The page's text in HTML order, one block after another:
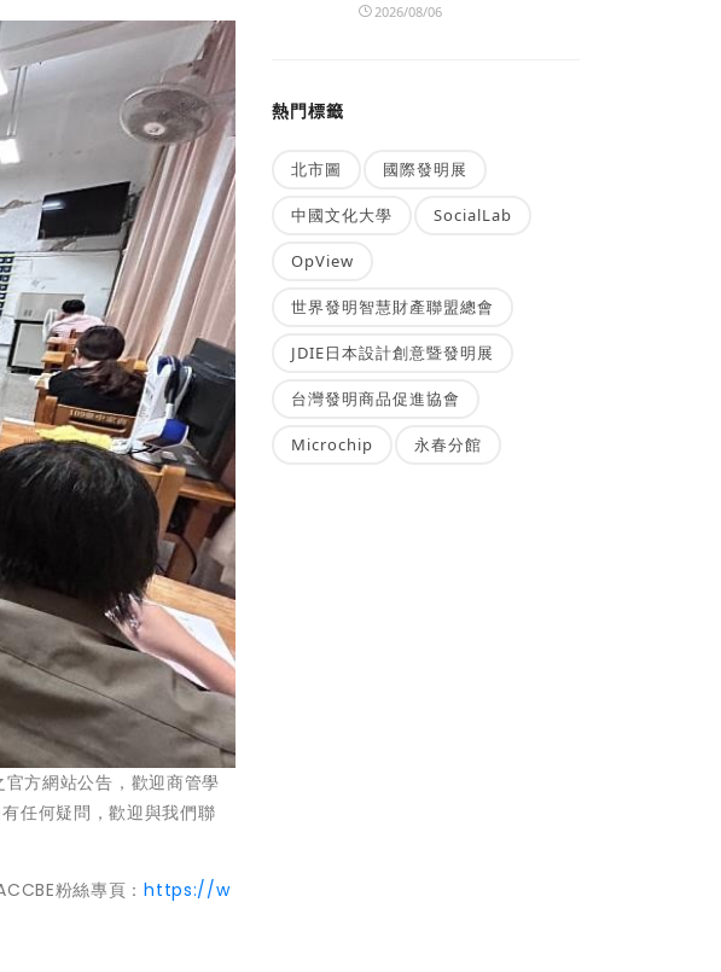
方網站公告，歡迎商管學
任何疑問，歡迎與我們聯
粉絲專頁：https://w
2026/08/06
熱門標籤
北市圖 國際發明展
中國文化大學 SocialLab
OpView
世界發明智慧財產聯盟總會
JDIE日本設計創意暨發明展
台灣發明商品促進協會
Microchip 永春分館